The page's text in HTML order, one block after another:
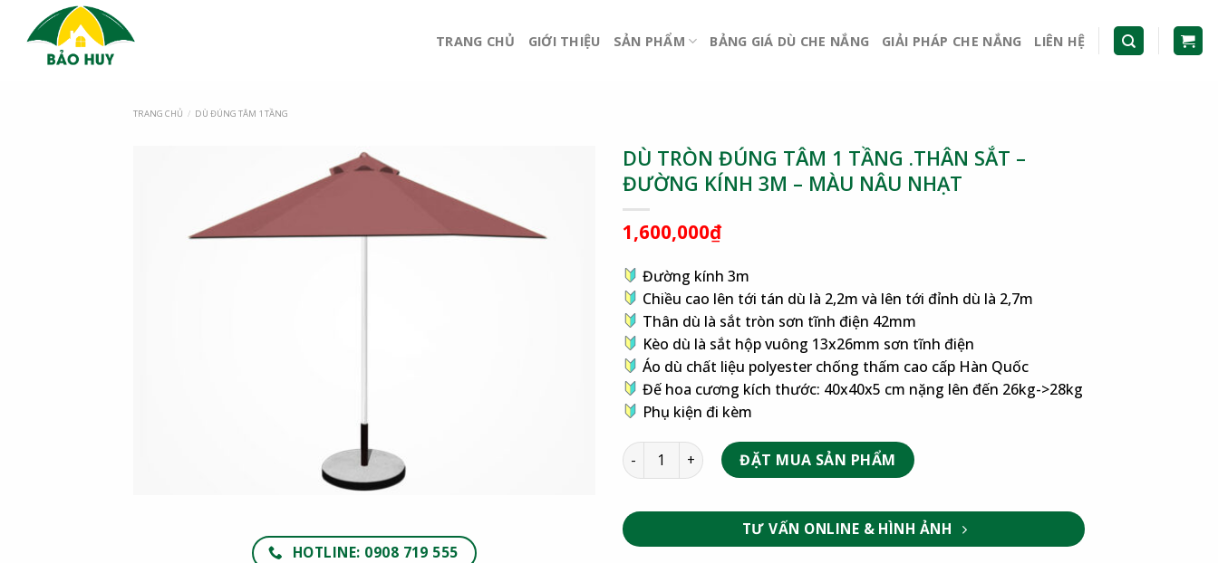
TRANG CHỦ GIỚI THIỆU SẢN PHẨM BẢNG GIÁ DÙ CHE NẮNG GIẢI PHÁP CHE NẮNG LIÊN HỆ
TRANG CHỦ / DÙ ĐÚNG TÂM 1 TẦNG
HOTLINE: 0908 719 555
DÙ TRÒN ĐÚNG TÂM 1 TẦNG .THÂN SẮT –
ĐƯỜNG KÍNH 3M – MÀU NÂU NHẠT
1,600,000₫
Đường kính 3m
Chiều cao lên tới tán dù là 2,2m và lên tới đỉnh dù là 2,7m
Thân dù là sắt tròn sơn tĩnh điện 42mm
Kèo dù là sắt hộp vuông 13x26mm sơn tĩnh điện
Áo dù chất liệu polyester chống thấm cao cấp Hàn Quốc
Đế hoa cương kích thước: 40x40x5 cm nặng lên đến 26kg->28kg
Phụ kiện đi kèm
ĐẶT MUA SẢN PHẨM
TƯ VẤN ONLINE & HÌNH ẢNH